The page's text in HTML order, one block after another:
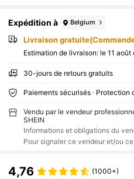
Expédition à Belgium
Livraison
Estimation de livraison: le 11 août
30-jours de retours gratuits
Paiements sécurisés · Protection
Vendu par le vendeur
SHEIN
Informations et obligations du
Pour signaler ce vendeur et/ou
4,76 (1000+)